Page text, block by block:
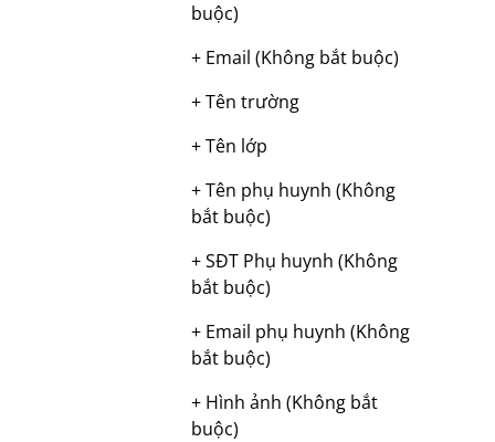
buộc)
+ Email (Không bắt buộc)
+ Tên trường
+ Tên lớp
+ Tên phụ huynh (Không
bắt buộc)
+ SĐT Phụ huynh (Không
bắt buộc)
+ Email phụ huynh (Không
bắt buộc)
+ Hình ảnh (Không bắt
buộc)